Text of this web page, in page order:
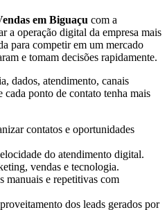
em Biguaçu com a
a operação digital da empresa mais
para competir em um mercado
e tomam decisões rapidamente.
dados, atendimento, canais
ponto de contato tenha mais
contatos e oportunidades
do atendimento digital.
vendas e tecnologia.
manuais e repetitivas com
dos leads gerados por